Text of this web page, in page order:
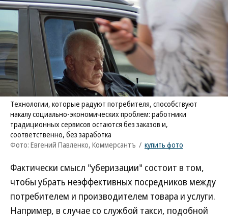
Технологии, которые радуют потребителя, способствуют
накалу социально-экономических проблем: работники
традиционных сервисов остаются без заказов и,
соответственно, без заработка
Фото: Евгений Павленко, Коммерсантъ / купить фото
Фактически смысл "уберизации" состоит в том,
чтобы убрать неэффективных посредников между
потребителем и производителем товара и услуги.
Например, в случае со службой такси, подобной